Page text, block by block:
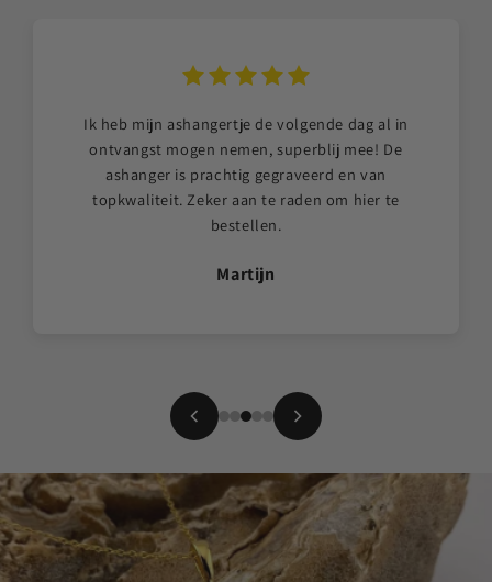
Ik heb mijn ashangertje de volgende dag al in
ontvangst mogen nemen, superblij mee! De
ashanger is prachtig gegraveerd en van
topkwaliteit. Zeker aan te raden om hier te
bestellen.
Martijn